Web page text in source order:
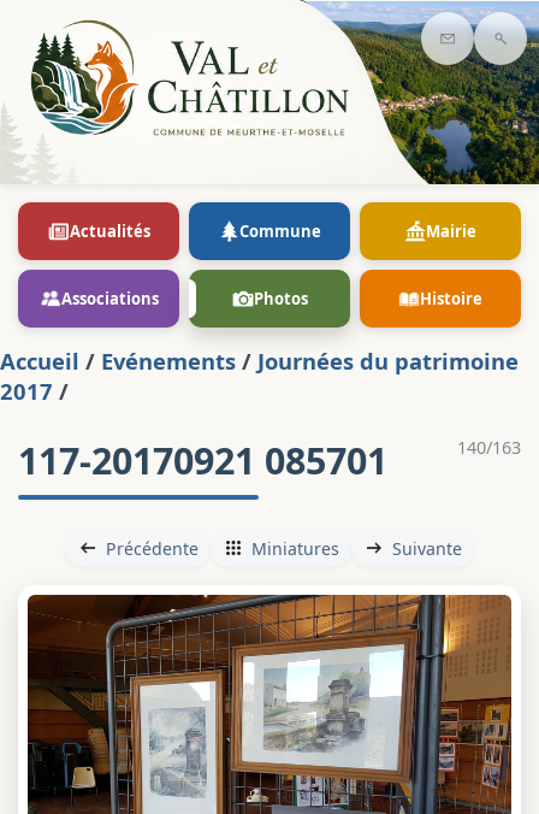
Contact
Actualités Commune Mairie
Associations Photos Histoire
Accueil / Evénements / Journées du patrimoine
2017 /
140/163
117-20170921 085701
Précédente Miniatures Suivante